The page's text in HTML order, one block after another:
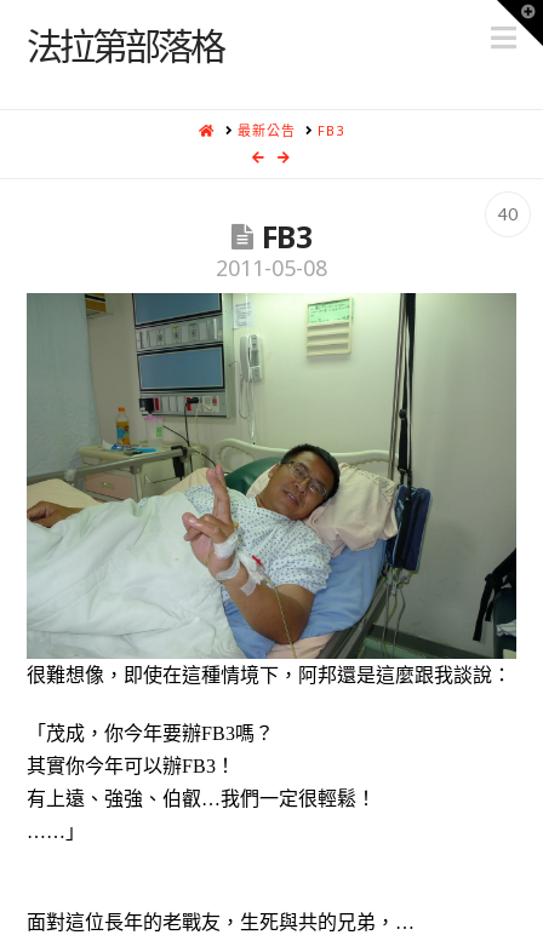
法拉第部落格
HOME最新公告 FB3
40
FB3
2011-05-08
很難想像，即使在這種情境下，阿邦還是這麼跟我談說：
「茂成，你今年要辦FB3嗎？
其實你今年可以辦FB3 ！
有上遠、強強、伯叡…我們一定很輕鬆！
…… 」
面對這位長年的老戰友，生死與共的兄弟， …